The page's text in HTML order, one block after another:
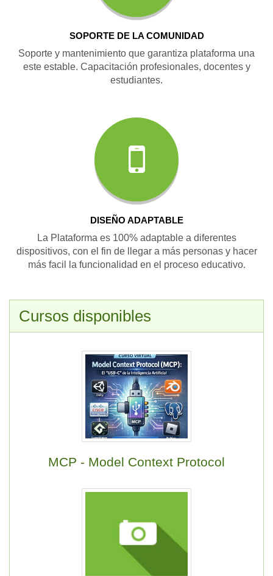
SOPORTE DE LA COMUNIDAD
Soporte y mantenimiento que garantiza plataforma una
este estable. Capacitación profesionales, docentes y
estudiantes.
DISEÑO ADAPTABLE
La Plataforma es 100% adaptable a diferentes
dispositivos, con el fin de llegar a más personas y hacer
más facil la funcionalidad en el proceso educativo.
Cursos disponibles
MCP - Model Context Protocol